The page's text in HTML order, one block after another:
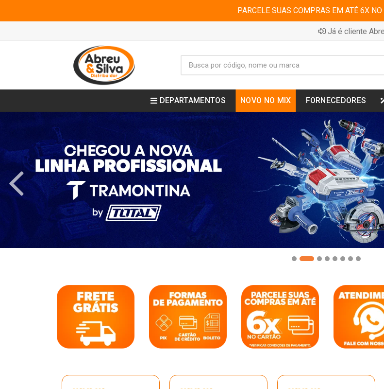
PARCELE SUAS COMPRAS EM ATÉ 6X NO
Já é cliente
DEPARTAMENTOS NOVO NO MIX FORNECEDORES